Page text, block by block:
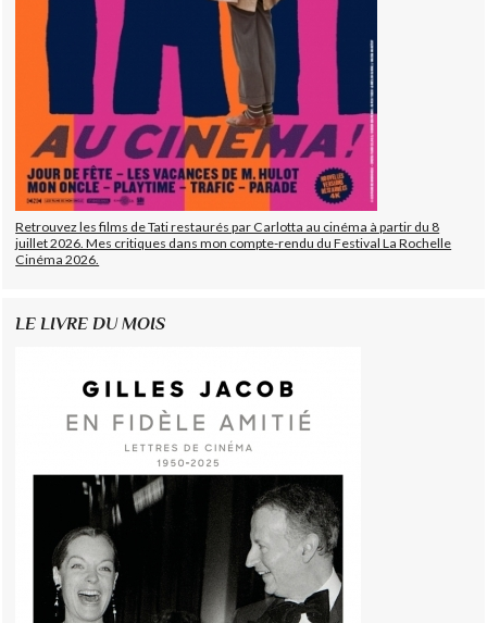
Retrouvez les films de Tati restaurés par Carlotta au cinéma à partir du 8
juillet 2026. Mes critiques dans mon compte-rendu du Festival La Rochelle
Cinéma 2026.
LE LIVRE DU MOIS